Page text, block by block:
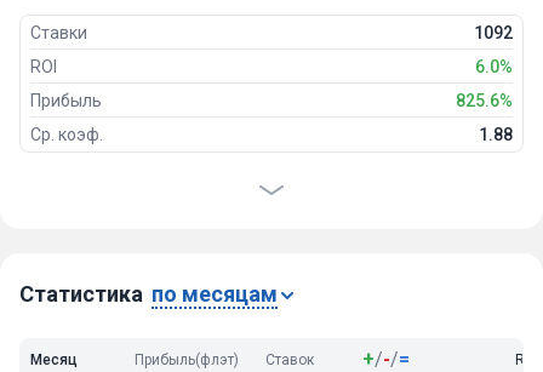
Ставки
1092
ROI
6.0%
Прибыль
825.6%
Ср. коэф.
1.88
Проигрыши
Статистика по месяцам
Месяц Прибыль(флэт) Ставок +/-/= ROI